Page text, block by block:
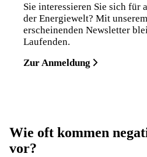
Sie interessieren Sie sich für
der Energiewelt? Mit
erscheinenden Newsletter
Laufenden.
Zur Anmeldung
Wie oft kommen
vor?